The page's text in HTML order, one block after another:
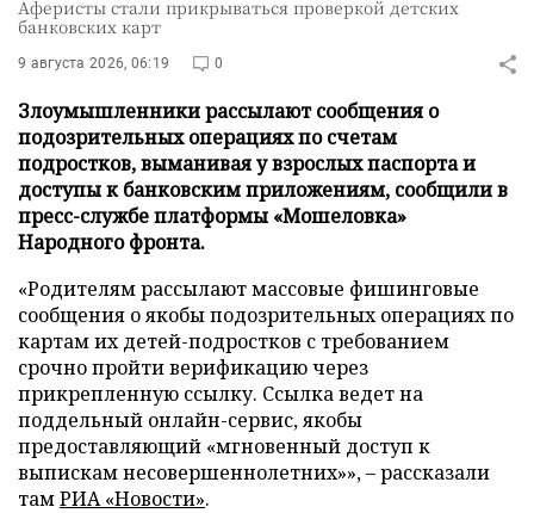
Аферисты стали прикрываться проверкой детских
банковских карт
9 августа 2026, 06:19 0
Злоумышленники рассылают сообщения о
подозрительных операциях по счетам
подростков, выманивая у взрослых паспорта и
доступы к банковским приложениям, сообщили в
пресс-службе платформы «Мошеловка»
Народного фронта.
«Родителям рассылают массовые фишинговые
сообщения о якобы подозрительных операциях по
картам их детей-подростков с требованием
срочно пройти верификацию через
прикрепленную ссылку. Ссылка ведет на
поддельный онлайн-сервис, якобы
предоставляющий «мгновенный доступ к
выпискам несовершеннолетних»», – рассказали
тамРИА «Новости».